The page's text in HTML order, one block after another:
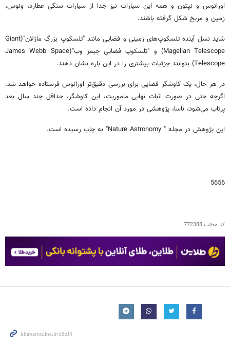
اورانوس و نپتون و همه این سیارات نیز جدا از سیارات سنگی عطارد، ونوس،
زمین و مریخ شکل گرفته باشند.
شاید نسل آینده تلسکوپ‌های زمینی و فضایی مانند "تلسکوپ بزرگ ماژلان"(Giant
Magellan Telescope) و "تلسکوپ فضایی جیمز وب"(James Webb Space
Telescope) بتوانند جزئیات بیشتری را در این باره نشان دهند.
در هر حال، یک کاوشگر فضایی برای بررسی دقیق‌تر اورانوس فرستاده خواهد شد.
اگرچه حتی در صورت اثبات نهایی ماموریت، این کاوشگر، حداقل چند سال بعد
پرتاب می‌شود، ناسا، پژوهشی در مورد آن انجام داده است.
این پژوهش در مجله " Nature Astronomy" به چاپ رسیده است.
5656
کد مطلب772388